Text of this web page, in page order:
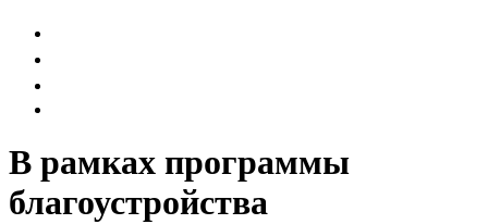
В рамках программы
благоустройства